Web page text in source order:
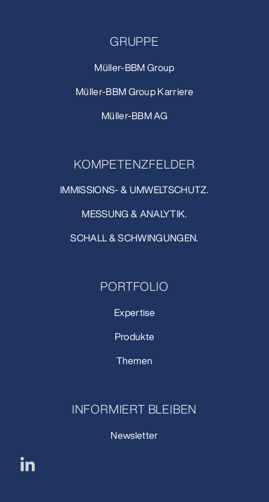
GRUPPE
Müller-BBM Group
Müller-BBM Group Karriere
Müller-BBM AG
KOMPETENZFELDER
IMMISSIONS- & UMWELTSCHUTZ.
MESSUNG & ANALYTIK.
SCHALL & SCHWINGUNGEN.
PORTFOLIO
Expertise
Produkte
Themen
INFORMIERT BLEIBEN
Newsletter